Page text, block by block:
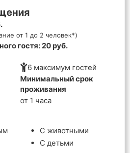
от 1 до 2 человек*)
гостя: 20 руб.
6 максимум гостей
Минимальный срок
проживания
от 1 часа
С животными
С детьми